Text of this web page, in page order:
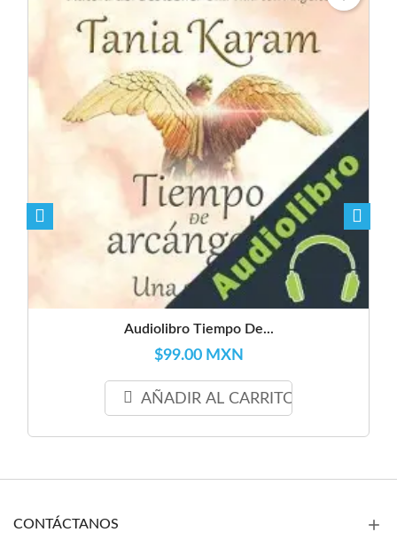
Audiolibro Tiempo De...
$99.00 MXN
AÑADIR AL CARRITO
CONTÁCTANOS